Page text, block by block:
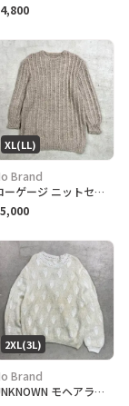
4,800
XL(LL)
Brand
ローゲージ ニットセーター レディースXL相当 古着 3D ニットワンピース ライトグレー
5,000
2XL(3L)
Brand
UNKNOWN モヘアライク シアーニット レディース2XL相当 メンズ2XL相当 古着 VINTAGE ヴィンテージ 透かし編み ビッグサイズ 大きいサイズ 白色